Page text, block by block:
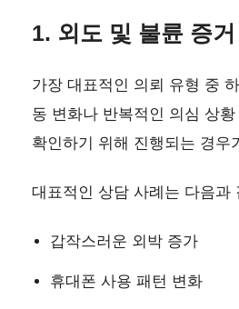
1. 외도 및 불륜 증거
가장 대표적인 의뢰 유형 중
동 변화나 반복적인 의심 상
확인하기 위해 진행되는 경우
대표적인 상담 사례는 다음과
갑작스러운 외박 증가
휴대폰 사용 패턴 변화